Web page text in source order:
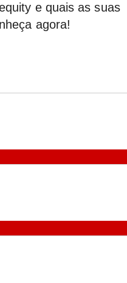
e quais as suas
agora!